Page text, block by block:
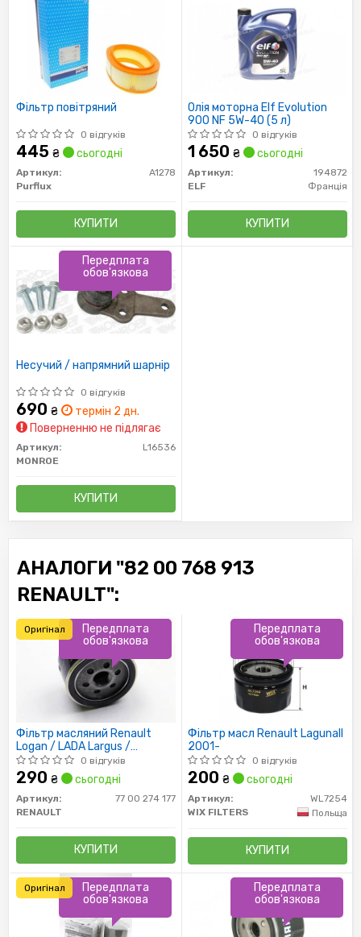
Фільтр повітряний
0 відгуків
445 ₴ сьогодні
Артикул:
A1278
Purflux
КУПИТИ
Олія моторна Elf Evolution
900 NF 5W-40 (5 л)
0 відгуків
1 650 ₴ сьогодні
Артикул:
194872
ELF
Франція
КУПИТИ
Несучий / напрямний шарнір
0 відгуків
690 ₴
термін 2 дн.
Поверненню не підлягає
Артикул:
L16536
MONROE
КУПИТИ
Передплата
обов'язкова
АНАЛОГИ "82 00 768 913
RENAULT":
Фільтр масляний Renault
Logan / LADA Largus /
Sandero, Duster (UFI)
0 відгуків
290 ₴ сьогодні
Артикул:
77 00 274 177
RENAULT
КУПИТИ
Передплата
обов'язкова
Оригінал
Фільтр масл Renault LagunaII
2001-
0 відгуків
200 ₴ сьогодні
Артикул:
WL7254
WIX FILTERS
Польща
КУПИТИ
Передплата
обов'язкова
Передплата
обов'язкова
Оригінал
Передплата
обов'язкова